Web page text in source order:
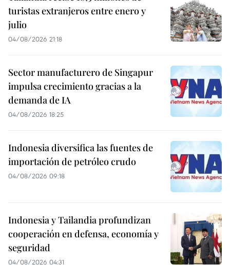
turistas extranjeros entre enero y
julio
04/08/2026 21:18
Sector manufacturero de Singapur
impulsa crecimiento gracias a la
demanda de IA
04/08/2026 18:25
Indonesia diversifica las fuentes de
importación de petróleo crudo
04/08/2026 09:18
Indonesia y Tailandia profundizan
cooperación en defensa, economía y
seguridad
04/08/2026 04:31